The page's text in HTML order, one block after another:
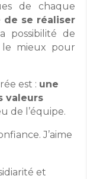
de chaque
de se réaliser
possibilité de
mieux pour
est : une
valeurs
de l’équipe.
J’aime
et